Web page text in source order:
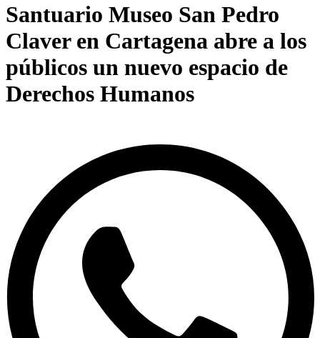
Santuario Museo San Pedro
Claver en Cartagena abre a los
públicos un nuevo espacio de
Derechos Humanos